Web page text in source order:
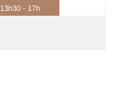
13h30 - 17h